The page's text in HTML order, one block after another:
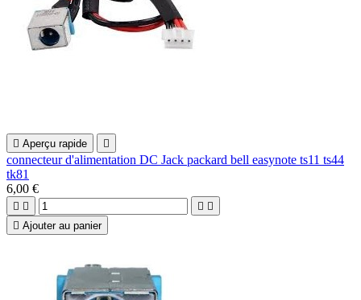
 Aperçu rapide 
connecteur d'alimentation DC Jack packard bell easynote ts11 ts44
tk81
6,00 €
   
 Ajouter au panier